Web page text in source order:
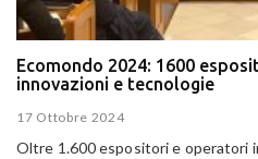
Ecomondo 2024: 1600
innovazioni e tecnologie
17 Ottobre 2024
Oltre 1.600 espositori e operatori